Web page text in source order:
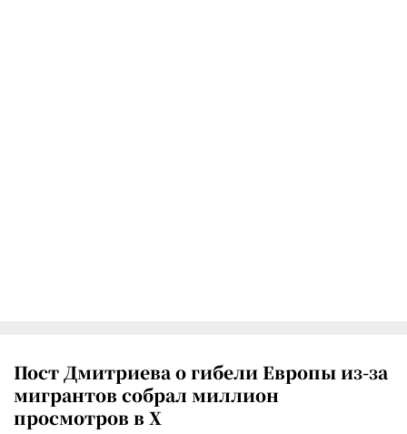
Пост Дмитриева о гибели Европы из-за
мигрантов собрал миллион
просмотров в X